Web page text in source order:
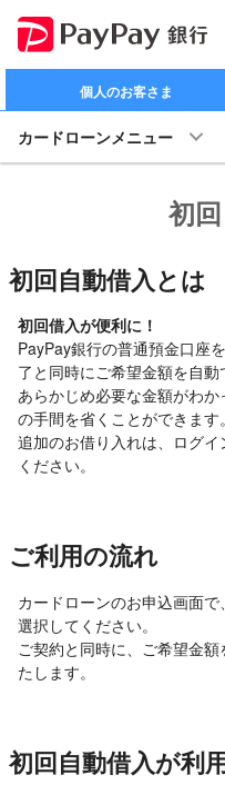
個人のお客さま
カードローンメニュー
初
初回自動借入とは
初回借入が便利に！
PayPay銀行の普通預金口座
了と同時にご希望金額を自動
あらかじめ必要な金額がわ
の手間を省くことができます。
追加のお借り入れは、ログ
ください。
ご利用の流れ
カードローンのお申込画面
選択してください。
ご契約と同時に、ご希望金
たします。
初回自動借入が利